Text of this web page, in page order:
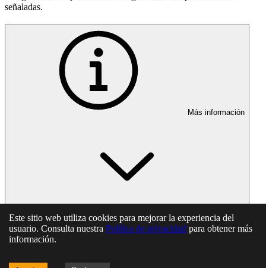
señaladas.
Más información
En esta página
Artículo 32
Este sitio web utiliza cookies para mejorar la experiencia del
usuario. Consulta nuestra Política de privacidad para obtener más
información.